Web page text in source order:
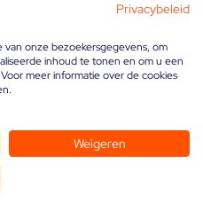
Privacybeleid
van onze bezoekersgegevens, om
inhoud te tonen en om u een
meer informatie over de cookies
Weigeren